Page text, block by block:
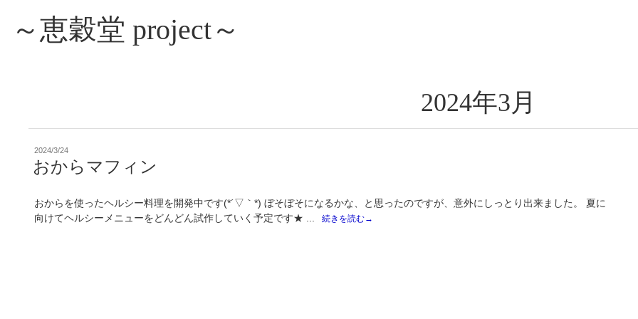
～恵穀堂 project～
2024年3月
投
稿
日:
2024/3/24
おからマフィン
おからを使ったヘルシー料理を開発中です(*´▽｀*) ぼそぼそになるかな、と思ったのですが、意外にしっとり出来ました。 夏に
向けてヘルシーメニューをどんどん試作していく予定です★ ...
続きを読む→